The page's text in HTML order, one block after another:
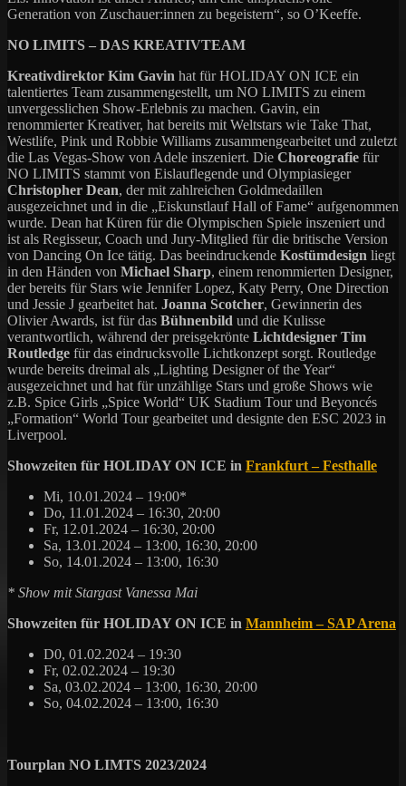
Generation von Zuschauer:innen zu begeistern“, so O’Keeffe.
NO LIMITS – DAS KREATIVTEAM
Kreativdirektor Kim Gavin hat für HOLIDAY ON ICE ein
talentiertes Team zusammengestellt, um NO LIMITS zu einem
unvergesslichen Show-Erlebnis zu machen. Gavin, ein
renommierter Kreativer, hat bereits mit Weltstars wie Take That,
Westlife, Pink und Robbie Williams zusammengearbeitet und zuletzt
die Las Vegas-Show von Adele inszeniert. Die Choreografie für
NO LIMITS stammt von Eislauflegende und Olympiasieger
Christopher Dean, der mit zahlreichen Goldmedaillen
ausgezeichnet und in die „Eiskunstlauf Hall of Fame“ aufgenommen
wurde. Dean hat Küren für die Olympischen Spiele inszeniert und
ist als Regisseur, Coach und Jury-Mitglied für die britische Version
von Dancing On Ice tätig. Das beeindruckende Kostümdesign liegt
in den Händen von Michael Sharp, einem renommierten Designer,
der bereits für Stars wie Jennifer Lopez, Katy Perry, One Direction
und Jessie J gearbeitet hat. Joanna Scotcher, Gewinnerin des
Olivier Awards, ist für das Bühnenbild und die Kulisse
verantwortlich, während der preisgekrönte Lichtdesigner Tim
Routledge für das eindrucksvolle Lichtkonzept sorgt. Routledge
wurde bereits dreimal als „Lighting Designer of the Year“
ausgezeichnet und hat für unzählige Stars und große Shows wie
z.B. Spice Girls „Spice World“ UK Stadium Tour und Beyoncés
„Formation“ World Tour gearbeitet und designte den ESC 2023 in
Liverpool.
Showzeiten für HOLIDAY ON ICE in Frankfurt – Festhalle
Mi, 10.01.2024 – 19:00*
Do, 11.01.2024 – 16:30, 20:00
Fr, 12.01.2024 – 16:30, 20:00
Sa, 13.01.2024 – 13:00, 16:30, 20:00
So, 14.01.2024 – 13:00, 16:30
* Show mit Stargast Vanessa Mai
Showzeiten für HOLIDAY ON ICE in Mannheim – SAP Arena
D0, 01.02.2024 – 19:30
Fr, 02.02.2024 – 19:30
Sa, 03.02.2024 – 13:00, 16:30, 20:00
So, 04.02.2024 – 13:00, 16:30
Tourplan NO LIMTS 2023/2024